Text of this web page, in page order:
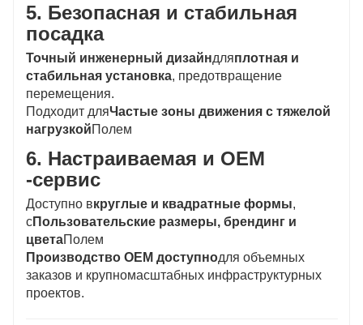
5. Безопасная и стабильная
посадка
Точный инженерный дизайндляплотная и
стабильная установка, предотвращение
перемещения.
Подходит дляЧастые зоны движения с тяжелой
нагрузкойПолем
6. Настраиваемая и OEM
-сервис
Доступно вкруглые и квадратные формы,
сПользовательские размеры, брендинг и
цветаПолем
Производство OEM доступнодля объемных
заказов и крупномасштабных инфраструктурных
проектов.